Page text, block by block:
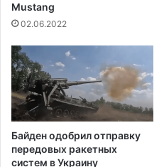
т
н
е
р
а
с
п
о
с
Mustang
02.06.2022
Байден одобрил отправку
передовых ракетных
систем в Украину